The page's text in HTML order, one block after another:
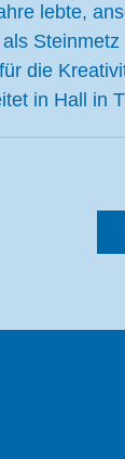
lebte,
die
in Hall in